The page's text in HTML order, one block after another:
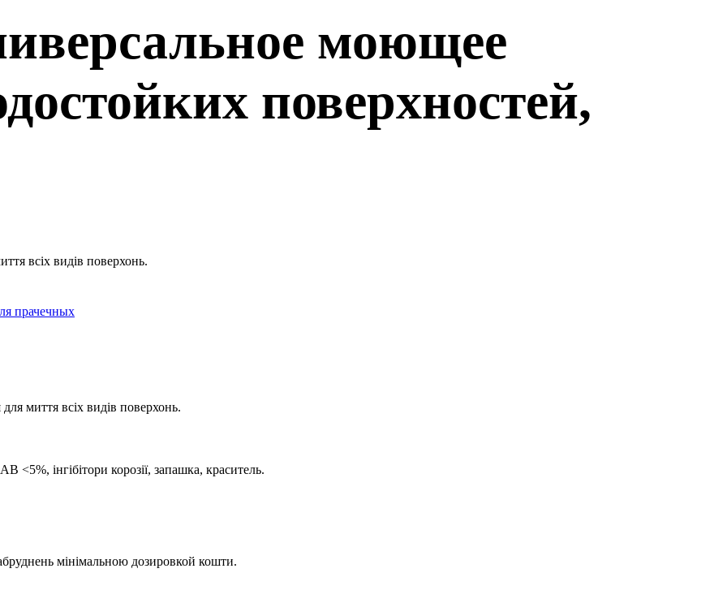
моющее
поверхностей,
всіх видів поверхонь.
прачечных
миття всіх видів поверхонь.
інгібітори корозії, запашка, краситель.
мінімальною дозировкой кошти.